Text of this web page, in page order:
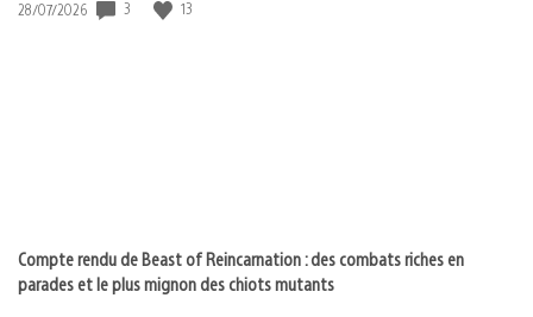
Date
28/07/2026 3 13
Compte rendu de Beast of Reincarnation : des combats riches en
parades et le plus mignon des chiots mutants